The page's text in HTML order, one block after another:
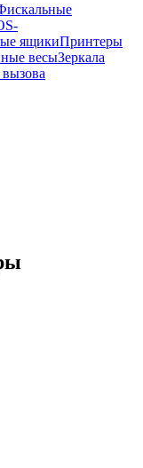
ящикиПринтеры
весыЗеркала